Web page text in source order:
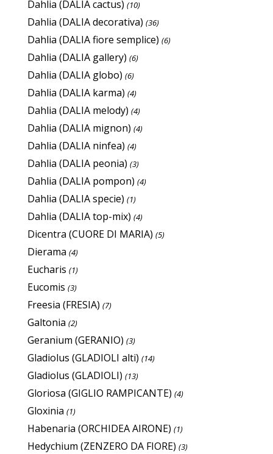
Dahlia (DALIA cactus) (10)
Dahlia (DALIA decorativa) (36)
Dahlia (DALIA fiore semplice) (6)
Dahlia (DALIA gallery) (6)
Dahlia (DALIA globo) (6)
Dahlia (DALIA karma) (4)
Dahlia (DALIA melody) (4)
Dahlia (DALIA mignon) (4)
Dahlia (DALIA ninfea) (4)
Dahlia (DALIA peonia) (3)
Dahlia (DALIA pompon) (4)
Dahlia (DALIA specie) (1)
Dahlia (DALIA top-mix) (4)
Dicentra (CUORE DI MARIA) (5)
Dierama (4)
Eucharis (1)
Eucomis (3)
Freesia (FRESIA) (7)
Galtonia (2)
Geranium (GERANIO) (3)
Gladiolus (GLADIOLI alti) (14)
Gladiolus (GLADIOLI) (13)
Gloriosa (GIGLIO RAMPICANTE) (4)
Gloxinia (1)
Habenaria (ORCHIDEA AIRONE) (1)
Hedychium (ZENZERO DA FIORE) (3)